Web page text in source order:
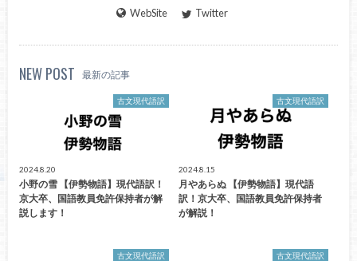
WebSite Twitter
NEW POST 最新の記事
古文現代語訳
2024.8.20
小野の雪 【伊勢物語】現代語訳！
京大卒、国語教員免許保持者が解
説します！
古文現代語訳
2024.8.15
月やあらぬ 【伊勢物語】現代語
訳！京大卒、国語教員免許保持者
が解説！
古文現代語訳 古文現代語訳